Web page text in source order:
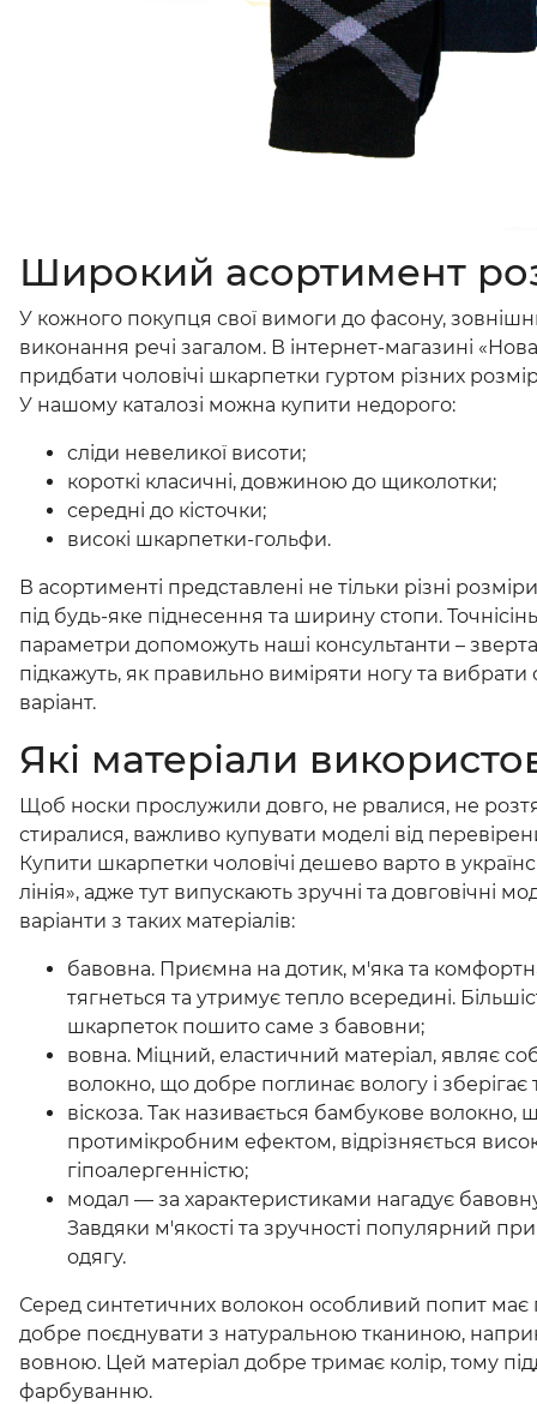
Широкий асортимент
У кожного покупця свої вимоги до фасону,
виконання речі загалом. В інтернет-магазині
придбати чоловічі шкарпетки гуртом різних
У нашому каталозі можна купити недорого:
сліди невеликої висоти;
короткі класичні, довжиною до щиколотки;
середні до кісточки;
високі шкарпетки-гольфи.
В асортименті представлені не тільки різні
під будь-яке піднесення та ширину стопи.
параметри допоможуть наші консультанти –
підкажуть, як правильно виміряти ногу та
варіант.
Які матеріали
Щоб носки прослужили довго, не рвалися, не
стиралися, важливо купувати моделі від
Купити шкарпетки чоловічі дешево варто в
лінія», адже тут випускають зручні та довговічні
варіанти з таких матеріалів:
бавовна. Приємна на дотик, м'яка та
тягнеться та утримує тепло всередині.
шкарпеток пошито саме з бавовни;
вовна. Міцний, еластичний матеріал, являє
волокно, що добре поглинає вологу і зберігає
віскоза. Так називається бамбукове волокно,
протимікробним ефектом, відрізняється
гіпоалергенністю;
модал — за характеристиками нагадує
Завдяки м'якості та зручності популярний
одягу.
Серед синтетичних волокон особливий попит має
добре поєднувати з натуральною тканиною,
вовною. Цей матеріал добре тримає колір, тому
фарбуванню.